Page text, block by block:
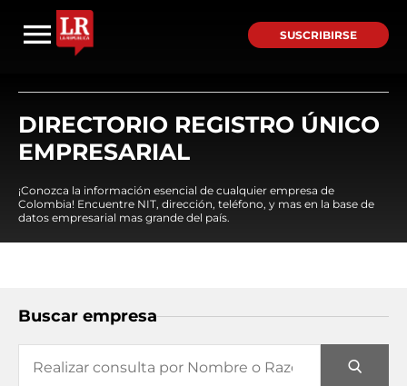
SUSCRIBIRSE
DIRECTORIO REGISTRO ÚNICO
EMPRESARIAL
¡Conozca la información esencial de cualquier empresa de
Colombia! Encuentre NIT, dirección, teléfono, y mas en la base de
datos empresarial mas grande del país.
Buscar empresa